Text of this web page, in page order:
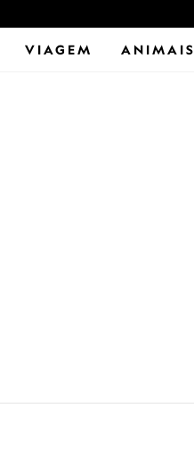
VIAGEM ANIMAIS